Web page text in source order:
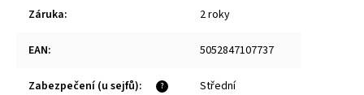
Záruka: 2 roky
EAN: 5052847107737
?
Zabezpečení (u sejfů): Střední